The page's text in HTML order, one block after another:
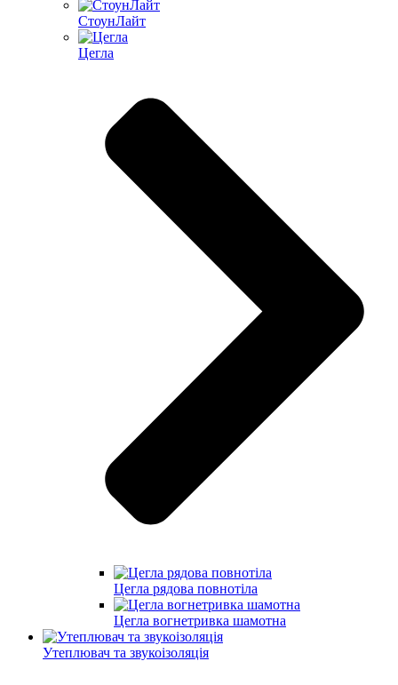
СтоунЛайт
Цегла
Цегла рядова повнотіла
Цегла вогнетривка шамотна
Утеплювач та звукоізоляція